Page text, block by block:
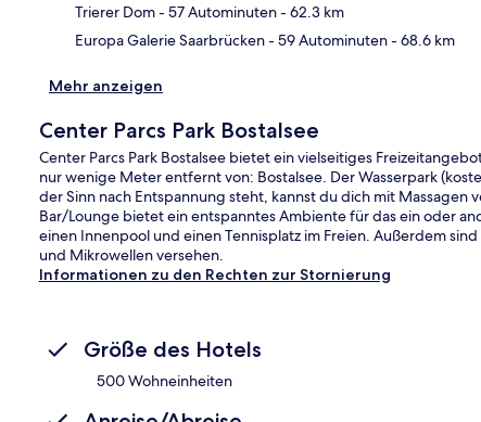
Trierer Dom- 57 Autominuten- 62.3 km
Europa Galerie Saarbrücken- 59 Autominuten- 68.6 km
Mehr anzeigen
Center Parcs Park Bostalsee
Center Parcs Park Bostalsee bietet ein vielseitiges
nur wenige Meter entfernt von: Bostalsee. Der Wasserpark
der Sinn nach Entspannung steht, kannst du dich mit Massagen
Bar/Lounge bietet ein entspanntes Ambiente für das ein oder
einen Innenpool und einen Tennisplatz im Freien. Außerdem
und Mikrowellen versehen.
Informationen zu den Rechten zur Stornierung
Größe des Hotels
500 Wohneinheiten